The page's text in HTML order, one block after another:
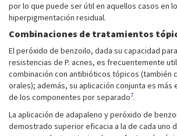
por lo que puede ser útil en aquellos casos en
hiperpigmentación residual.
Combinaciones de tratamientos
El peróxido de benzoilo, dada su capacidad
resistencias de P. acnes, es frecuentemente
combinación con antibióticos tópicos (también
orales); además, su aplicación conjunta es más
de los componentes por separado7.
La aplicación de adapaleno y peróxido de
demostrado superior eficacia a la de cada uno